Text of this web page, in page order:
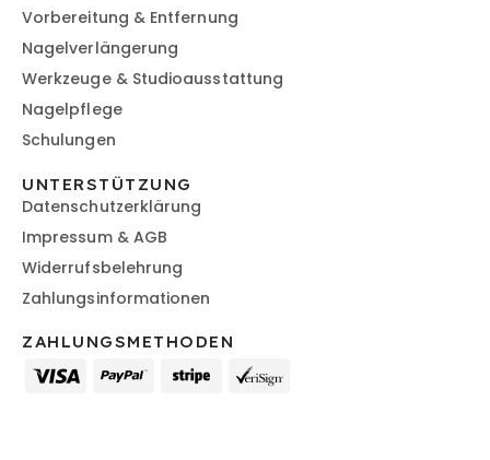
Vorbereitung & Entfernung
Nagelverlängerung
Werkzeuge & Studioausstattung
Nagelpflege
Schulungen
UNTERSTÜTZUNG
Datenschutzerklärung
Impressum & AGB
Widerrufsbelehrung
Zahlungsinformationen
ZAHLUNGSMETHODEN